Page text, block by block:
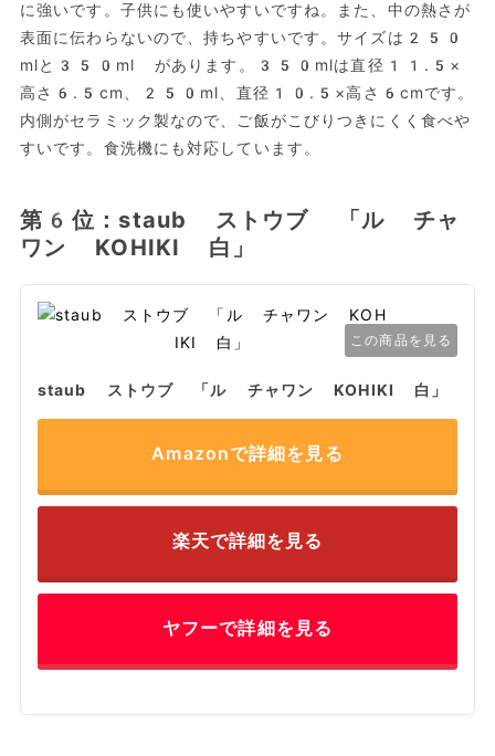
に強いです。子供にも使いやすいですね。また、中の熱さが
表面に伝わらないので、持ちやすいです。サイズは250
mlと350ml があります。350mlは直径11.5×
高さ6.5cm、250ml、直径10.5×高さ6cmです。
内側がセラミック製なので、ご飯がこびりつきにくく食べや
すいです。食洗機にも対応しています。
第6位：staub ストウブ 「ル チャ
ワン KOHIKI 白」
この商品を見る
staub ストウブ 「ル チャワン KOHIKI 白」
Amazonで詳細を見る
楽天で詳細を見る
ヤフーで詳細を見る